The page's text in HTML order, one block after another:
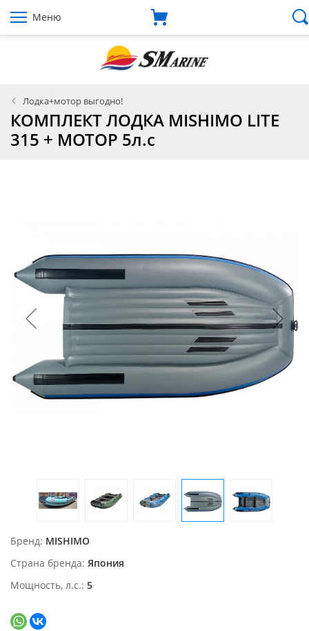
Меню
Лодка+мотор выгодно!
КОМПЛЕКТ ЛОДКА MISHIMO LITE
315 + МОТОР 5л.с
Бренд MISHIMO
Страна бренда Япония
Мощность, л.с. 5